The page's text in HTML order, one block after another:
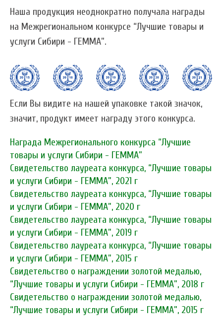
Наша продукция неоднократно получала награды
на Межрегиональном конкурсе “Лучшие товары и
услуги Сибири - ГЕММА”.
Если Вы видите на нашей упаковке такой значок,
значит, продукт имеет награду этого конкурса.
Награда Межрегионального конкурса “Лучшие
товары и услуги Сибири - ГЕММА”
Свидетельство лауреата конкурса, “Лучшие товары
и услуги Сибири - ГЕММА”, 2021 г
Свидетельство лауреата конкурса, “Лучшие товары
и услуги Сибири - ГЕММА”, 2020 г
Свидетельство лауреата конкурса, “Лучшие товары
и услуги Сибири - ГЕММА”, 2019 г
Свидетельство лауреата конкурса, “Лучшие товары
и услуги Сибири - ГЕММА”, 2015 г
Свидетельство о награждении золотой медалью,
“Лучшие товары и услуги Сибири - ГЕММА”, 2018 г
Свидетельство о награждении золотой медалью,
“Лучшие товары и услуги Сибири - ГЕММА”, 2015 г